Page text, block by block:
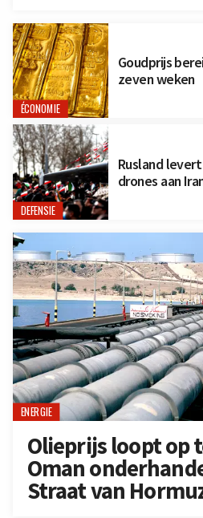
ÉCONOMIE
Goudprijs
zeven weken
DEFENSIE
Rusland
drones aan
ENERGIE
Olieprijs loopt op
Oman
Straat van